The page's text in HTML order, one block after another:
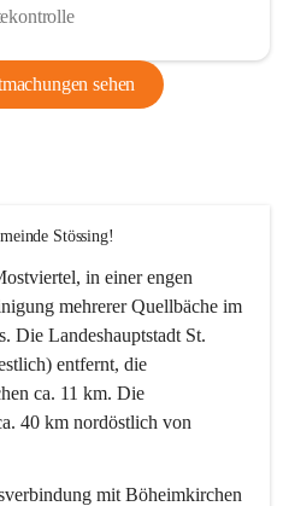
sehen
Stössing!
in einer engen
mehrerer Quellbäche im
Die Landeshauptstadt St.
entfernt, die
ca. 11 km. Die
40 km nordöstlich von
mit Böheimkirchen